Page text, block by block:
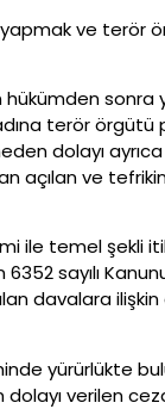
yapmak ve
sonra
terör
dolayı
açılan ve
ile temel şekli
sayılı
davalara
yürürlükte
verilen